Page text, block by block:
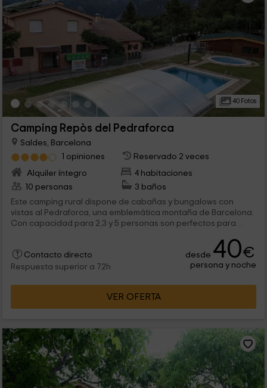
40 Fotos
Camping Repòs del Pedraforca
Saldes, Barcelona
1 opiniones
Reservado 2 veces
Alquiler íntegro
4 habitaciones
10 personas
3 baños
Este camping rural dispone de cabañas y bungalows con
vistas al Pedraforca, una emblemática montaña de Barcelona.
Con capacidad para 2,3 y 5 personas son perfectos para
Además, en el camping tendrás numerosas actividades para
hacer de esta una experiencia única.
Contacto directo
Respuesta superior a 72h
desde 40€
persona y noche
VER OFERTA